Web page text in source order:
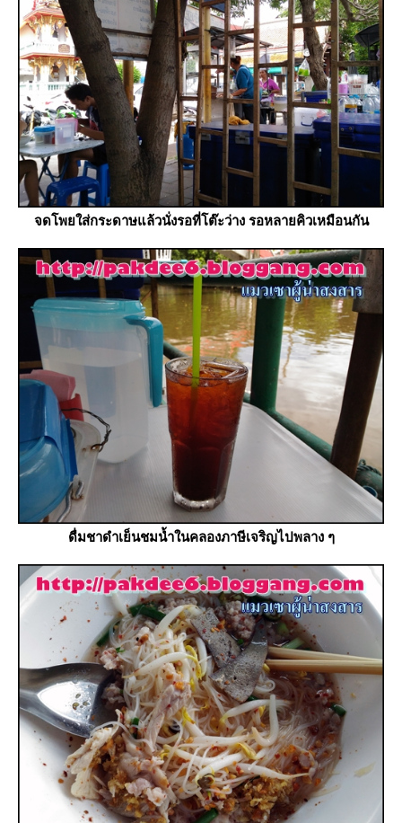
จดโพยใส่กระดาษแล้วนั่งรอที่โต๊ะว่าง รอหลายคิวเหมือนกัน
ดื่มชาดำเย็นชมน้ำในคลองภาษีเจริญไปพลาง ๆ